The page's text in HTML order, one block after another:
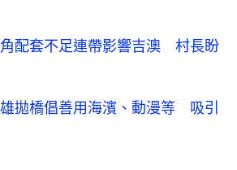
配套不足連帶影響吉澳 村長盼
拋橋倡善用海濱、動漫等 吸引